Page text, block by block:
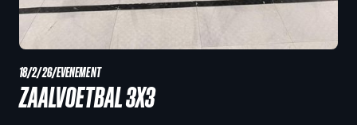
18/2/26/EVENEMENT
ZAALVOETBAL 3X3